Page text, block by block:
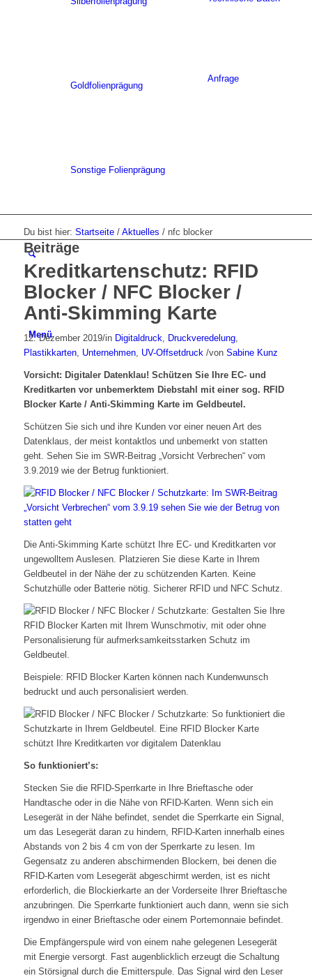
Goldfolienprägung
Sonstige Folienprägung
Anfrage
Menü
Du bist hier: Startseite / Aktuelles / nfc blocker
Beiträge
Kreditkartenschutz: RFID
Blocker / NFC Blocker /
Anti-Skimming Karte
12. Dezember 2019/in Digitaldruck, Druckveredelung,
Plastikkarten, Unternehmen, UV-Offsetdruck /von Sabine Kunz
Vorsicht: Digitaler Datenklau! Schützen Sie Ihre EC- und
Kreditkarten vor unbemerktem Diebstahl mit einer sog. RFID
Blocker Karte / Anti-Skimming Karte im Geldbeutel.
Schützen Sie sich und ihre Kunden vor einer neuen Art des
Datenklaus, der meist kontaktlos und unbemerkt von statten
geht. Sehen Sie im SWR-Beitrag „Vorsicht Verbrechen“ vom
3.9.2019 wie der Betrug funktioniert.
Die Anti-Skimming Karte schützt Ihre EC- und Kreditkarten vor
ungewolltem Auslesen. Platzieren Sie diese Karte in Ihrem
Geldbeutel in der Nähe der zu schützenden Karten. Keine
Schutzhülle oder Batterie nötig. Sicherer RFID und NFC Schutz.
Beispiele: RFID Blocker Karten können nach Kundenwunsch
bedruckt und auch personalisiert werden.
So funktioniert’s:
Stecken Sie die RFID-Sperrkarte in Ihre Brieftasche oder
Handtasche oder in die Nähe von RFID-Karten. Wenn sich ein
Lesegerät in der Nähe befindet, sendet die Sperrkarte ein Signal,
um das Lesegerät daran zu hindern, RFID-Karten innerhalb eines
Abstands von 2 bis 4 cm von der Sperrkarte zu lesen. Im
Gegensatz zu anderen abschirmenden Blockern, bei denen die
RFID-Karten vom Lesegerät abgeschirmt werden, ist es nicht
erforderlich, die Blockierkarte an der Vorderseite Ihrer Brieftasche
anzubringen. Die Sperrkarte funktioniert auch dann, wenn sie sich
irgendwo in einer Brieftasche oder einem Portemonnaie befindet.
Die Empfängerspule wird von einem nahe gelegenen Lesegerät
mit Energie versorgt. Fast augenblicklich erzeugt die Schaltung
ein Störsignal durch die Emitterspule. Das Signal wird den Leser